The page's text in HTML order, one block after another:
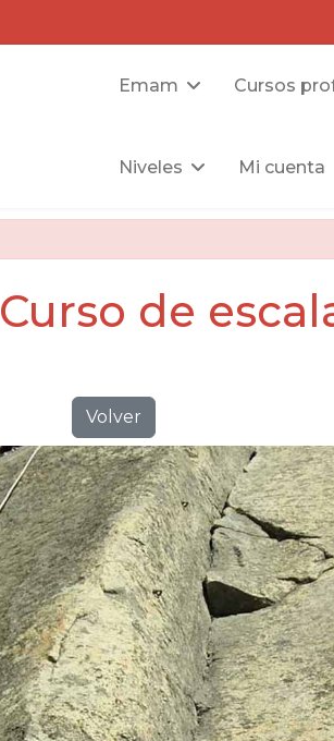
Emam Cursos
Niveles Mi cuenta
Curso de
Volver